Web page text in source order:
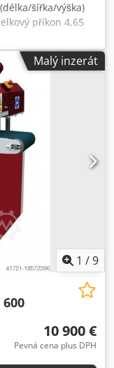
šířka/výška)
příkon 4,65
- Pracovní
mm - Pracovní
- Rychlost kartáče
mm - Dvě
posuvu
výška 940
kartáčové
- Celkový výkon
pro
Snadné nastavení
pogumovaný
mm - Hmotnost
Malý inzerát
1 /9
600
10 900 €
Pevná cena plus DPH